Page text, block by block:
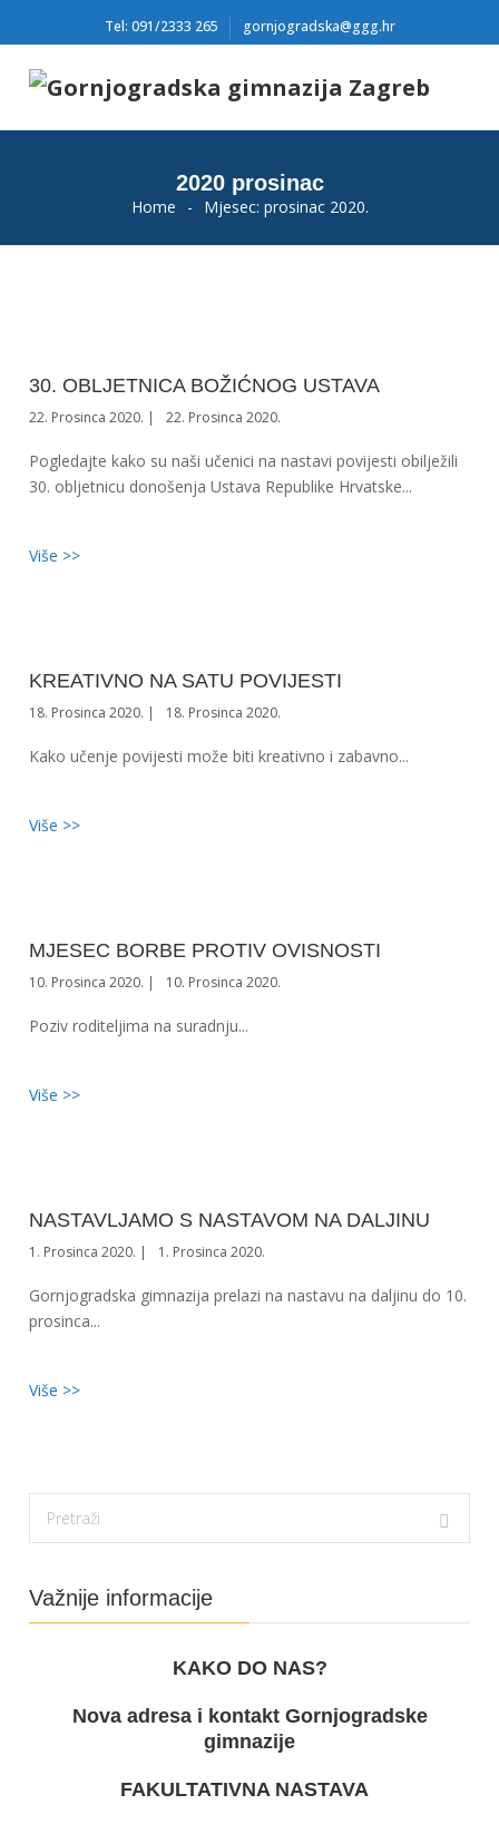
Tel: 091/2333 265 gornjogradska@ggg.hr
2020 prosinac
Home - Mjesec: prosinac 2020.
30. OBLJETNICA BOŽIĆNOG USTAVA
22. Prosinca 2020. 22. Prosinca 2020.
Pogledajte kako su naši učenici na nastavi povijesti obilježili
30. obljetnicu donošenja Ustava Republike Hrvatske...
Više >>
KREATIVNO NA SATU POVIJESTI
18. Prosinca 2020. 18. Prosinca 2020.
Kako učenje povijesti može biti kreativno i zabavno...
Više >>
MJESEC BORBE PROTIV OVISNOSTI
10. Prosinca 2020. 10. Prosinca 2020.
Poziv roditeljima na suradnju...
Više >>
NASTAVLJAMO S NASTAVOM NA DALJINU
1. Prosinca 2020. 1. Prosinca 2020.
Gornjogradska gimnazija prelazi na nastavu na daljinu do 10.
prosinca...
Više >>
Važnije informacije
KAKO DO NAS?
Nova adresa i kontakt Gornjogradske
gimnazije
FAKULTATIVNA NASTAVA